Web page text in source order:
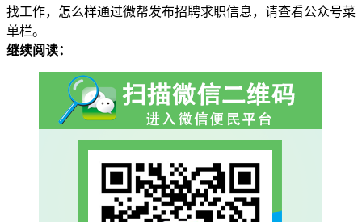
找工作，怎么样通过微帮发布招聘求职信息，请查看公众号菜
单栏。
继续阅读：